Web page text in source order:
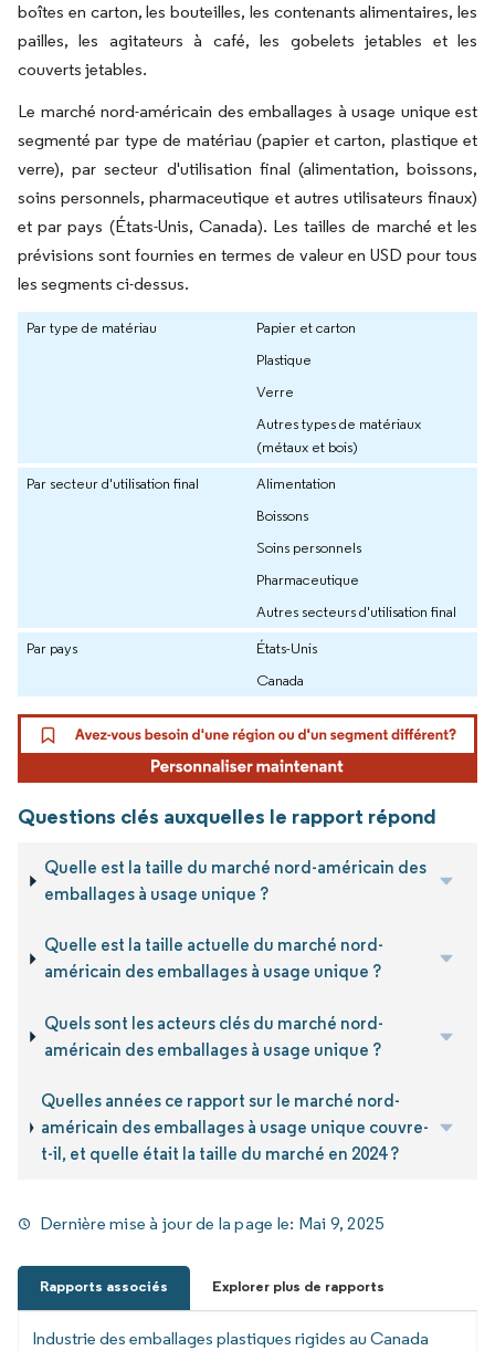
boîtes en carton, les bouteilles, les contenants alimentaires, les
pailles, les agitateurs à café, les gobelets jetables et les
couverts jetables.
Le marché nord-américain des emballages à usage unique est
segmenté par type de matériau (papier et carton, plastique et
verre), par secteur d'utilisation final (alimentation, boissons,
soins personnels, pharmaceutique et autres utilisateurs finaux)
et par pays (États-Unis, Canada). Les tailles de marché et les
prévisions sont fournies en termes de valeur en USD pour tous
les segments ci-dessus.
Par type de matériau
Papier et carton
Plastique
Verre
Autres types de matériaux
(métaux et bois)
Par secteur d'utilisation final
Alimentation
Boissons
Soins personnels
Pharmaceutique
Autres secteurs d'utilisation final
Par pays
États-Unis
Canada
Questions clés auxquelles le rapport répond
Quelle est la taille du marché nord-américain des
emballages à usage unique ?
Quelle est la taille actuelle du marché nord-
américain des emballages à usage unique ?
Quels sont les acteurs clés du marché nord-
américain des emballages à usage unique ?
Quelles années ce rapport sur le marché nord-
américain des emballages à usage unique couvre-
t-il, et quelle était la taille du marché en 2024 ?
Dernière mise à jour de la page le: Mai 9, 2025
Rapports associés Explorer plus de rapports
Industrie des emballages plastiques rigides au Canada